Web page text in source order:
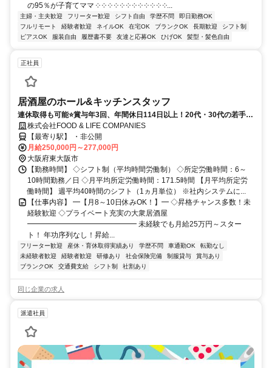
の95％が子育てママ ༶ ༶ ༶ ༶ ༶ ༶ ༶ ༶ ༶ ༶ ༶ ༶...
主婦・主夫歓迎 フリーター歓迎 シフト自由 学歴不問
即日勤務OK
フルリモート
経験者歓迎 ネイルOK 在宅OK ブランクOK 長期歓迎
シフト制
ピアスOK
服装自由 履歴書不要 友達と応募OK ひげOK 髪型・髪色自由
正社員
居酒屋のホール&キッチンスタッフ
連休取得も可能⭐賞与年3回、年間休日114日以上！20代・30代の若手が
活躍中！
株式会社FOOD & LIFE COMPANIES
【最寄り駅】 ・非公開
月給250,000円～277,000円
大阪府東大阪市
【勤務時間】 ◇シフト制（平均時間労働制） ◇所定労働時間：6～
10時間勤務／日 ◇月平均所定労働時間：171.5時間 【月平均所定労
働時間】 週平均40時間のシフト（1ヵ月単位） ※社内システムに...
【仕事内容】 ━【月8～10日休みOK！】━ ◇昇格チャンス多数！未
経験歓迎 ◇プライベート充実の大衆居酒屋
━━━━━━━━━━━━━━━ 未経験でも月給25万円～スター
ト！ 年功序列なし！昇給...
フリーター歓迎 産休・育休取得実績あり 学歴不問 車通勤OK
転勤なし
未経験者歓迎
経験者歓迎 研修あり 社会保険完備 制服貸与
賞与あり
ブランクOK
交通費支給 シフト制 社割あり
同じ企業の求人
派遣社員